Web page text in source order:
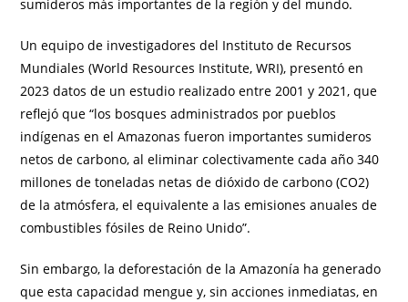
sumideros más importantes de la región y del mundo.
Un equipo de investigadores del Instituto de Recursos
Mundiales (World Resources Institute, WRI), presentó en
2023 datos de un estudio realizado entre 2001 y 2021, que
reflejó que “los bosques administrados por pueblos
indígenas en el Amazonas fueron importantes sumideros
netos de carbono, al eliminar colectivamente cada año 340
millones de toneladas netas de dióxido de carbono (CO2)
de la atmósfera, el equivalente a las emisiones anuales de
combustibles fósiles de Reino Unido”.
Sin embargo, la deforestación de la Amazonía ha generado
que esta capacidad mengue y, sin acciones inmediatas, en